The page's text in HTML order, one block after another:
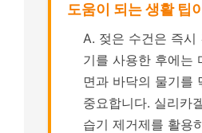
도움이 되는 생활 팁
A. 젖은 수건은 즉시
기를 사용한 후에는
면과 바닥의 물기를
중요합니다. 실리카
습기 제거제를 활용